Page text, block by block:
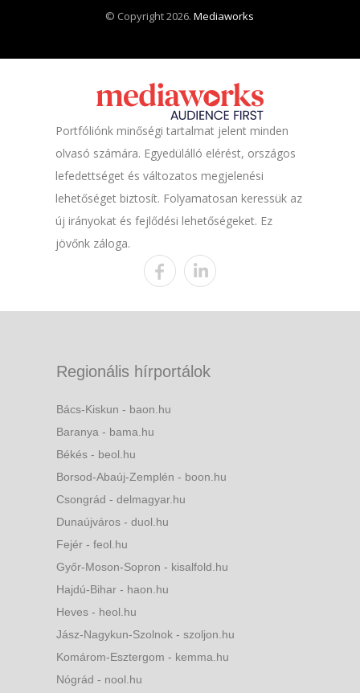
© Copyright 2026.Mediaworks
Portfóliónk minőségi tartalmat jelent minden
olvasó számára. Egyedülálló elérést, országos
lefedettséget és változatos megjelenési
lehetőséget biztosít. Folyamatosan keressük az
új irányokat és fejlődési lehetőségeket. Ez
jövőnk záloga.
Regionális hírportálok
Bács-Kiskun - baon.hu
Baranya - bama.hu
Békés - beol.hu
Borsod-Abaúj-Zemplén - boon.hu
Csongrád - delmagyar.hu
Dunaújváros - duol.hu
Fejér - feol.hu
Győr-Moson-Sopron - kisalfold.hu
Hajdú-Bihar - haon.hu
Heves - heol.hu
Jász-Nagykun-Szolnok - szoljon.hu
Komárom-Esztergom - kemma.hu
Nógrád - nool.hu